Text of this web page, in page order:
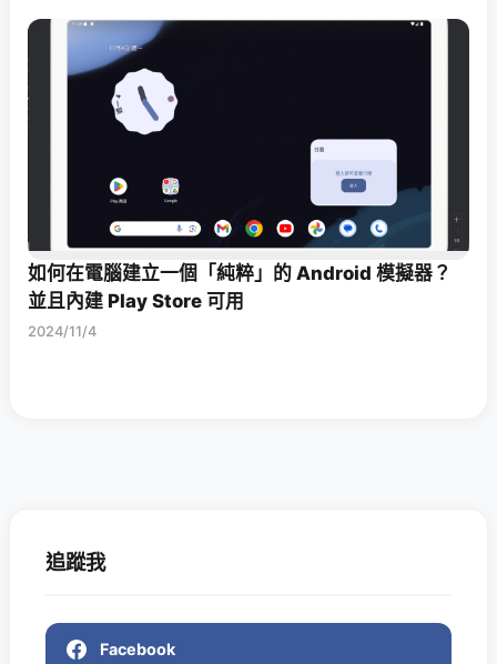
如何在電腦建立一個「純粹」的 Android 模擬器？
並且內建 Play Store 可用
2024/11/4
追蹤我
Facebook